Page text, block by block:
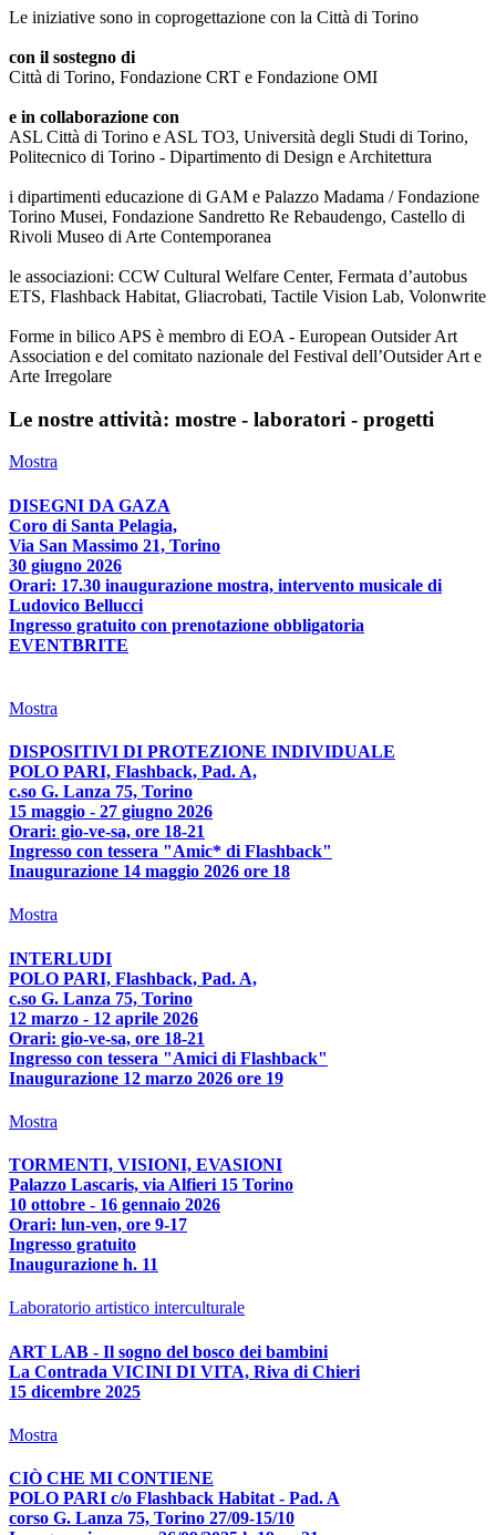
Le iniziative sono in coprogettazione con la Città di Torino
con il sostegno di
Città di Torino, Fondazione CRT e Fondazione OMI
e in collaborazione con
ASL Città di Torino e ASL TO3, Università degli Studi di Torino,
Politecnico di Torino - Dipartimento di Design e Architettura
i dipartimenti educazione di GAM e Palazzo Madama / Fondazione
Torino Musei, Fondazione Sandretto Re Rebaudengo, Castello di
Rivoli Museo di Arte Contemporanea
le associazioni: CCW Cultural Welfare Center, Fermata d’autobus
ETS, Flashback Habitat, Gliacrobati, Tactile Vision Lab, Volonwrite
Forme in bilico APS è membro di EOA - European Outsider Art
Association e del comitato nazionale del Festival dell’Outsider Art e
Arte Irregolare
Le nostre attività: mostre - laboratori - progetti
Mostra
DISEGNI DA GAZA
Coro di Santa Pelagia,
Via San Massimo 21, Torino
30 giugno 2026
Orari: 17.30 inaugurazione mostra, intervento musicale di
Ludovico Bellucci
Ingresso gratuito con prenotazione obbligatoria
EVENTBRITE
Mostra
DISPOSITIVI DI PROTEZIONE INDIVIDUALE
POLO PARI, Flashback, Pad. A,
c.so G. Lanza 75, Torino
15 maggio - 27 giugno 2026
Orari: gio-ve-sa, ore 18-21
Ingresso con tessera "Amic* di Flashback"
Inaugurazione 14 maggio 2026 ore 18
Mostra
INTERLUDI
POLO PARI, Flashback, Pad. A,
c.so G. Lanza 75, Torino
12 marzo - 12 aprile 2026
Orari: gio-ve-sa, ore 18-21
Ingresso con tessera "Amici di Flashback"
Inaugurazione 12 marzo 2026 ore 19
Mostra
TORMENTI, VISIONI, EVASIONI
Palazzo Lascaris, via Alfieri 15 Torino
10 ottobre - 16 gennaio 2026
Orari: lun-ven, ore 9-17
Ingresso gratuito
Inaugurazione h. 11
Laboratorio artistico interculturale
ART LAB - Il sogno del bosco dei bambini
La Contrada VICINI DI VITA, Riva di Chieri
15 dicembre 2025
Mostra
CIÒ CHE MI CONTIENE
POLO PARI c/o Flashback Habitat - Pad. A
corso G. Lanza 75, Torino 27/09-15/10